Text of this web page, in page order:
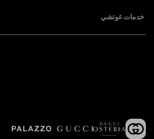
خدمات غوتشي